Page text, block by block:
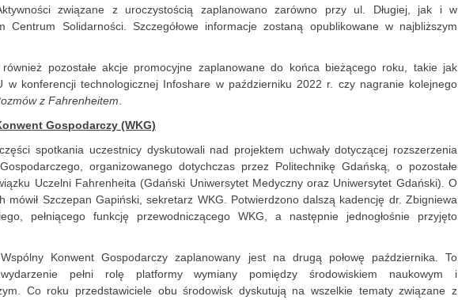
związane z uroczystością zaplanowano zarówno przy ul. Długiej, jak i w
Centrum Solidarności. Szczegółowe informacje zostaną opublikowane w najbliższym
również pozostałe akcje promocyjne zaplanowane do końca bieżącego roku, takie jak
w konferencji technologicznej Infoshare w październiku 2022 r. czy nagranie kolejnego
z Fahrenheitem
Gospodarczy (WKG)
spotkania uczestnicy dyskutowali nad projektem uchwały dotyczącej rozszerzenia
organizowanego dotychczas przez Politechnikę Gdańską, o pozostałe
Uczelni Fahrenheita (Gdański Uniwersytet Medyczny oraz Uniwersytet Gdański). O
mówił Szczepan Gapiński, sekretarz WKG. Potwierdzono dalszą kadencję dr. Zbigniewa
pełniącego funkcję przewodniczącego WKG, a następnie jednogłośnie przyjęto
Konwent Gospodarczy zaplanowany jest na drugą połowę października. To
pełni rolę platformy wymiany pomiędzy środowiskiem naukowym i
Co roku przedstawiciele obu środowisk dyskutują na wszelkie tematy związane z